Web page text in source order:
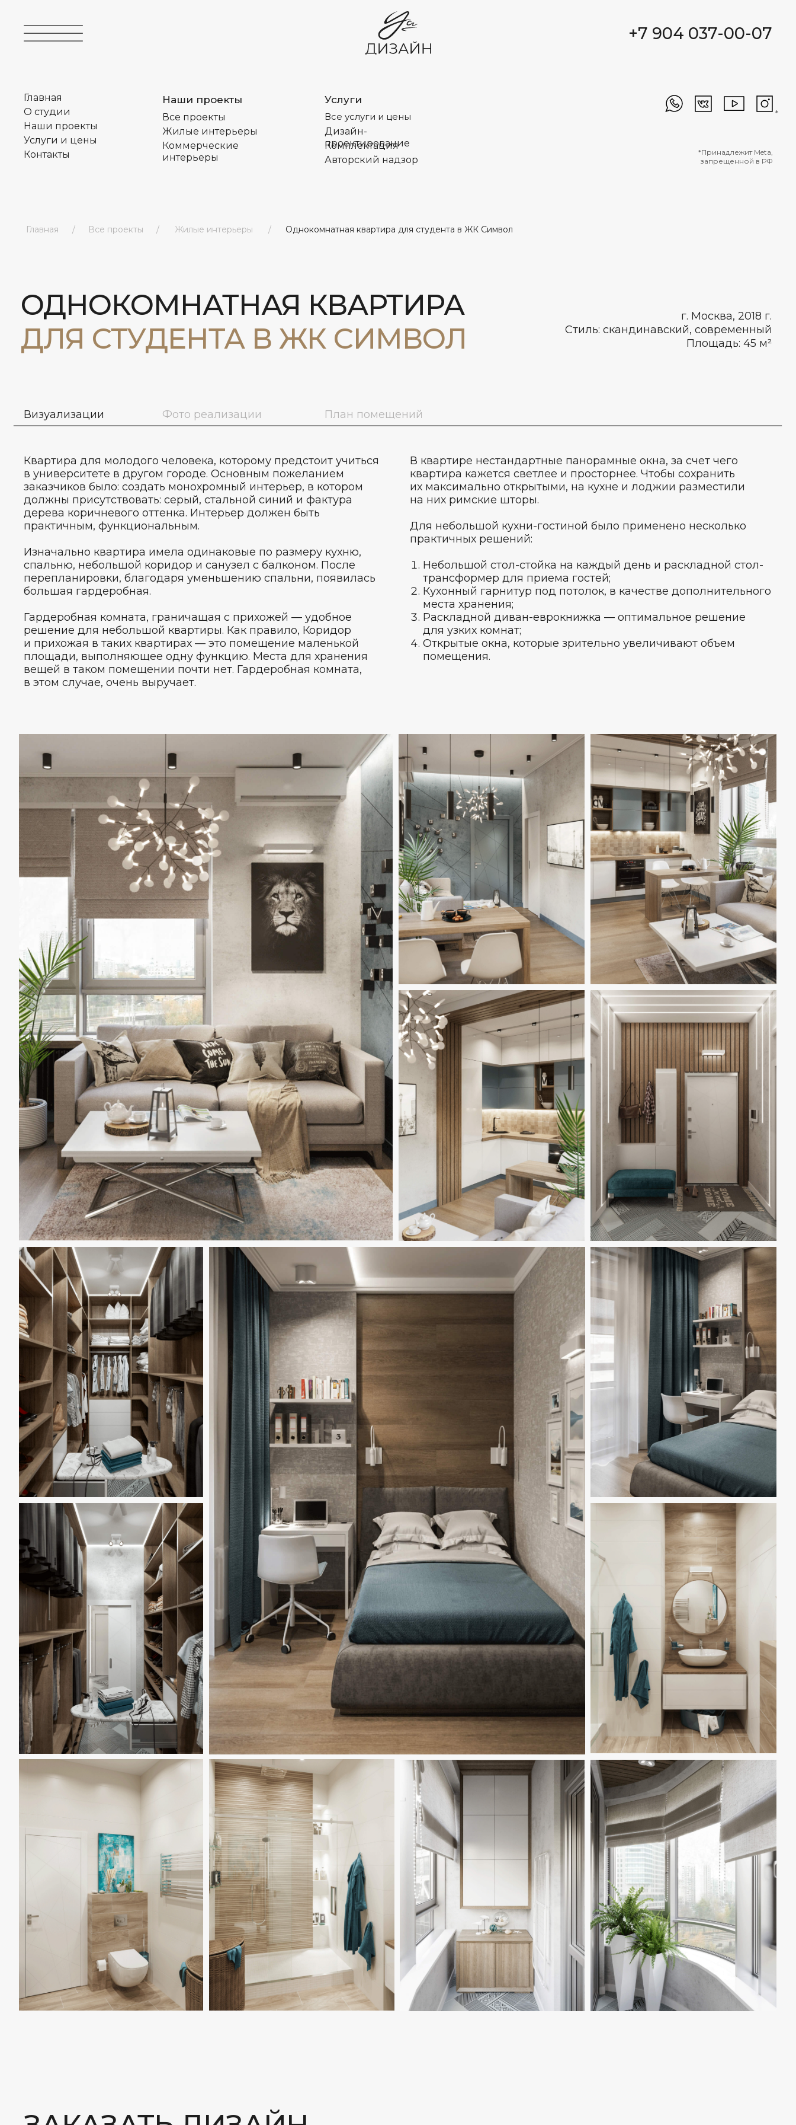
+7 904 037-00-07
Наши проекты
Главная
Все проекты
Жилые интерьеры
Коммерческие
интерьеры
О студии
Наши проекты
Услуги и цены
Контакты
Услуги
Все услуги и цены
Дизайн-
проектирование
Комплектация
Авторский надзор
*Принадлежит Meta,
запрещенной в РФ
*
Наши проекты
Главная
Все проекты
Жилые интерьеры
Коммерческие
интерьеры
О студии
Наши проекты
Услуги и цены
Контакты
Услуги
Все услуги и цены
Дизайн-
проектирование
Комплектация
Авторский надзор
*Принадлежит Meta,
запрещенной в РФ
*
/ / /
Главная Все проекты Жилые интерьеры Однокомнатная квартира для студента в ЖК Символ
ОДНОКОМНАТНАЯ КВАРТИРА
ДЛЯ СТУДЕНТА В ЖК СИМВОЛ
г. Москва, 2018 г.
Стиль: скандинавский, современный
Площадь: 45 м²
Визуализации Фото реализации План помещений
Квартира для молодого человека, которому предстоит учиться
в университете в другом городе. Основным пожеланием
заказчиков было: создать монохромный интерьер, в котором
должны присутствовать: серый, стальной синий и фактура
дерева коричневого оттенка. Интерьер должен быть
практичным, функциональным.
Изначально квартира имела одинаковые по размеру кухню,
спальню, небольшой коридор и санузел с балконом. После
перепланировки, благодаря уменьшению спальни, появилась
большая гардеробная.
Гардеробная комната, граничащая с прихожей — удобное
решение для небольшой квартиры. Как правило, Коридор
и прихожая в таких квартирах — это помещение маленькой
площади, выполняющее одну функцию. Места для хранения
вещей в таком помещении почти нет. Гардеробная комната,
в этом случае, очень выручает.
В квартире нестандартные панорамные окна, за счет чего
квартира кажется светлее и просторнее. Чтобы сохранить
их максимально открытыми, на кухне и лоджии разместили
на них римские шторы.
Для небольшой кухни-гостиной было применено несколько
практичных решений:
Небольшой стол-стойка на каждый день и раскладной стол-
трансформер для приема гостей;
Кухонный гарнитур под потолок, в качестве дополнительного
места хранения;
Раскладной диван-еврокнижка — оптимальное решение
для узких комнат;
Открытые окна, которые зрительно увеличивают объем
помещения.